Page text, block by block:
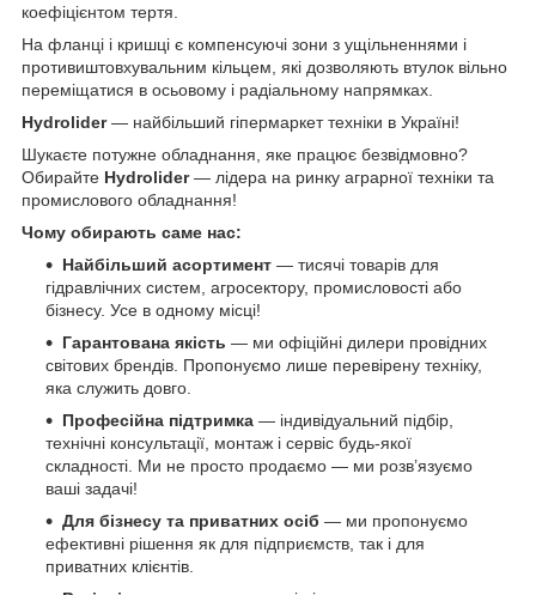
коефіцієнтом тертя.
На фланці і кришці є компенсуючі зони з ущільненнями і
противиштовхувальним кільцем, які дозволяють втулок вільно
переміщатися в осьовому і радіальному напрямках.
Hydrolider— найбільший гіпермаркет техніки в Україні!
Шукаєте потужне обладнання, яке працює безвідмовно?
Обирайте Hydrolider— лідера на ринку аграрної техніки та
промислового обладнання!
Чому обирають саме нас:
Найбільший асортимент — тисячі товарів для
гідравлічних систем, агросектору, промисловості або
бізнесу. Усе в одному місці!
Гарантована якість — ми офіційні дилери провідних
світових брендів. Пропонуємо лише перевірену техніку,
яка служить довго.
Професійна підтримка — індивідуальний підбір,
технічні консультації, монтаж і сервіс будь-якої
складності. Ми не просто продаємо — ми розв’язуємо
ваші задачі!
Для бізнесу та приватних осіб — ми пропонуємо
ефективні рішення як для підприємств, так і для
приватних клієнтів.